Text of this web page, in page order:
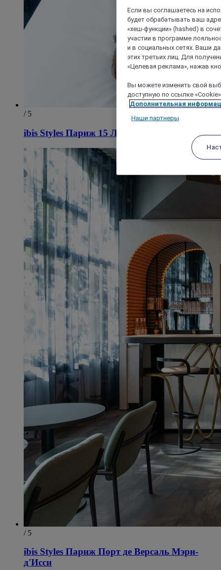
/ 5
ibis Styles Париж 15 Лекурб
/ 5
ibis Styles Париж Порт де Версаль Мэри-
д'Исси
Если вы соглашаетесь на
будет обрабатывать ваш
«хеш-функции» (hashed) в
участии в программе
и в социальных сетях. Ваши
этих третьих лиц. Для
«Целевая реклама», нажав
Вы можете изменить свой
доступную по ссылке
Дополнительная
Наши партнеры